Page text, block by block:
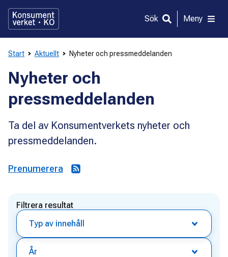
direkt
innehållet
Sök Meny
Start Aktuellt Nyheter och pressmeddelanden
Nyheter och
pressmeddelanden
Ta del av Konsumentverkets nyheter och
pressmeddelanden.
Prenumerera
Filtrera resultat
Typ av innehåll
År